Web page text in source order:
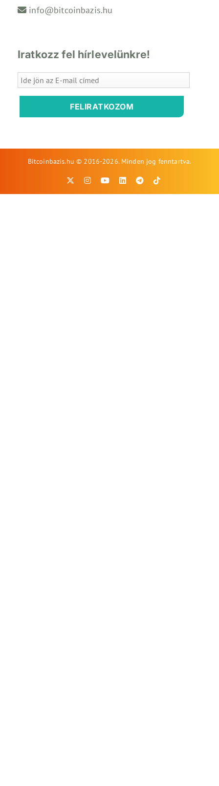
info@bitcoinbazis.hu
Iratkozz fel hírlevelünkre!
FELIRATKOZOM
Bitcoinbazis.hu © 2016-2026. Minden jog fenntartva.